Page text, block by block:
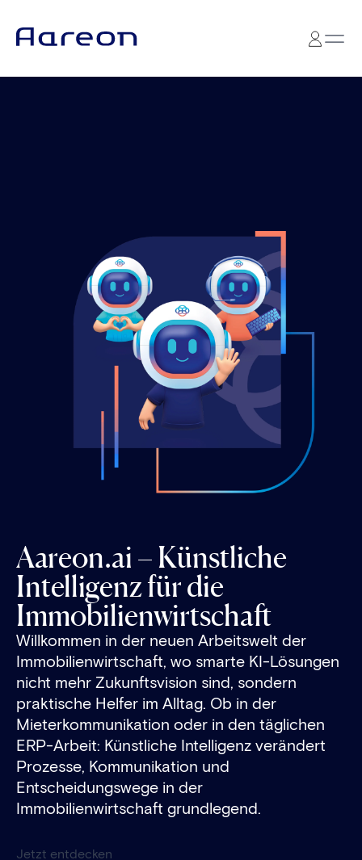
Aareon.ai – Künstliche
Intelligenz für die
Immobilienwirtschaft
Willkommen in der neuen Arbeits­welt der
Immobilien­wirtschaft, wo smarte KI-Lösungen
nicht mehr Zukunfts­vision sind, sondern
praktische Helfer im All­tag. Ob in der
Mieterkommunikation oder in den täglichen
ERP-Arbeit: Künstliche Intelligenz verändert
Prozesse, Kommunikation und
Entscheidungswege in der
Immobilienwirtschaft grundlegend.
Jetzt entdecken